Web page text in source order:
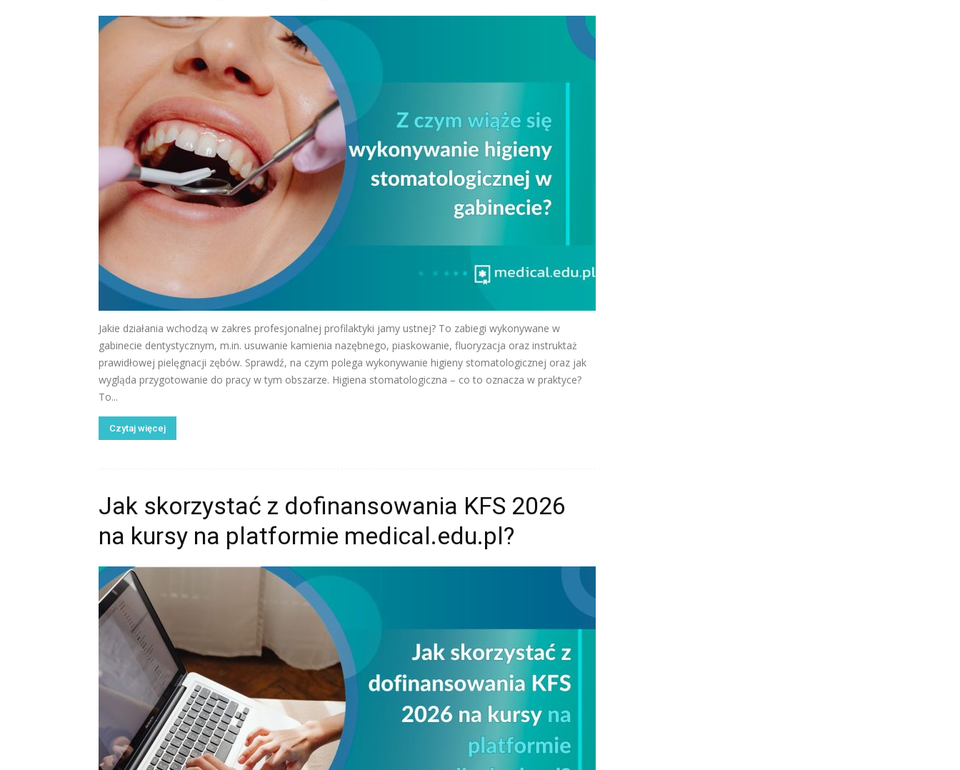
Jakie działania wchodzą w zakres profesjonalnej profilaktyki jamy ustnej? To zabiegi wykonywane w
gabinecie dentystycznym, m.in. usuwanie kamienia nazębnego, piaskowanie, fluoryzacja oraz instruktaż
prawidłowej pielęgnacji zębów. Sprawdź, na czym polega wykonywanie higieny stomatologicznej oraz jak
wygląda przygotowanie do pracy w tym obszarze. Higiena stomatologiczna – co to oznacza w praktyce?
To...
Czytaj więcej
Jak skorzystać z dofinansowania KFS 2026
na kursy na platformie medical.edu.pl?